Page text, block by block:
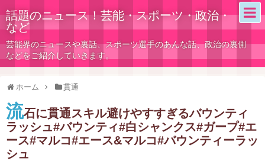
話題のニュース！芸能・スポーツ・政治・
など
芸能界のニュースや裏話、スポーツ選手のあんな話、政治の裏側
などをご紹介していきます。
ホーム 貫通
流石に貫通スキル避けやすすぎるバウンティ
ラッシュ#バウンティ#白シャンクス#ガープ#エ
ース#マルコ#エース&マルコ#バウンティーラッ
シュ